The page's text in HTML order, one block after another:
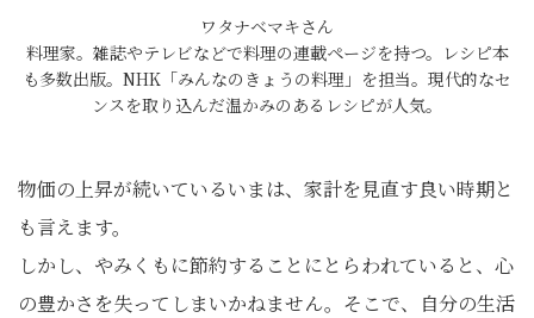
ワタナベマキさん
料理家。雑誌やテレビなどで料理の連載ページを持つ。レシピ本
も多数出版。NHK「みんなのきょうの料理」を担当。現代的なセ
ンスを取り込んだ温かみのあるレシピが人気。
物価の上昇が続いているいまは、家計を見直す良い時期と
も言えます。
しかし、やみくもに節約することにとらわれていると、心
の豊かさを失ってしまいかねません。そこで、自分の生活